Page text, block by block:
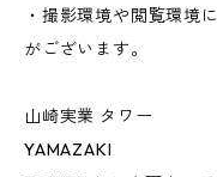
・撮影環境や閲覧環境
がございます。
山崎実業 タワー
YAMAZAKI